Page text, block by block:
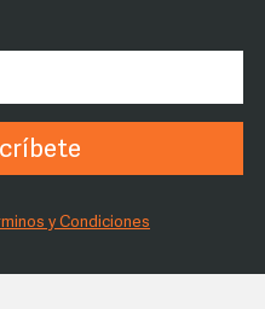
y Condiciones